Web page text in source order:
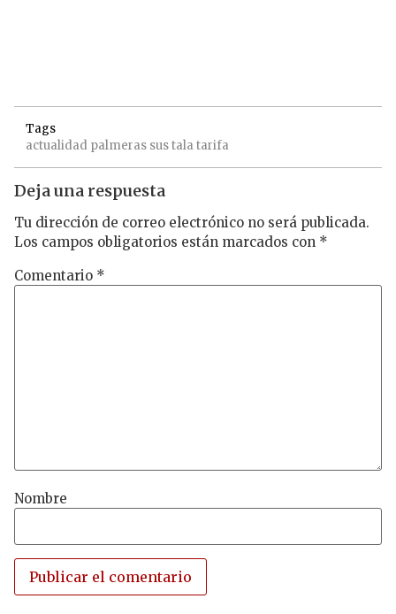
Tags
actualidad palmeras sustala tarifa
Deja una respuesta
Tu dirección de correo electrónico no será publicada.
Los campos obligatorios están marcados con *
Comentario *
Nombre